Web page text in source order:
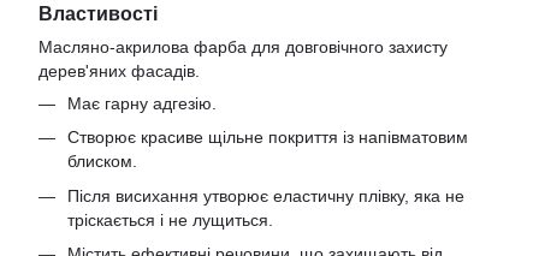
Властивості
Масляно-акрилова фарба для довговічного захисту
дерев'яних фасадів.
Має гарну адгезію.
Створює красиве щільне покриття із напівматовим
блиском.
Після висихання утворює еластичну плівку, яка не
тріскається і не лущиться.